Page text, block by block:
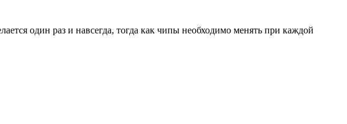
один раз и навсегда, тогда как чипы необходимо менять при каждой